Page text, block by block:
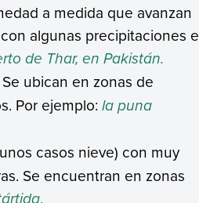
a medida que avanzan
algunas precipitaciones e
de Thar, en Pakistán.
ubican en zonas de
Por ejemplo:la puna
casos nieve) con muy
Se encuentran en zonas
.